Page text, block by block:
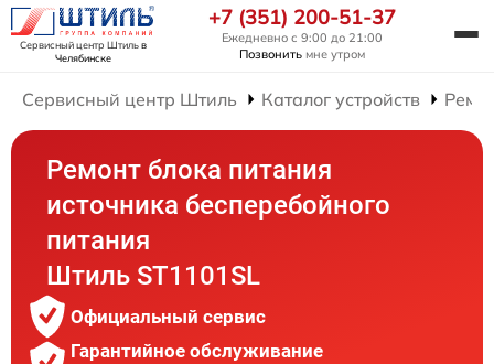
Сервисный центр Штильв
Челябинске
+7 (351) 200-51-37
Ежедневно с 9:00 до 21:00
Позвонить мне утром
Сервисный центр Штиль Каталог устройств
Ремонт блока питания
источника бесперебойного
питания
Штиль ST1101SL
Официальный сервис
Гарантийное обслуживание